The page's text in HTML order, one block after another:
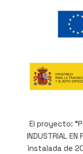
El proyecto:
INDUSTRIAL
instalada de